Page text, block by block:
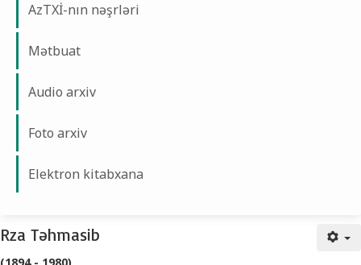
AzTXİ-nın nəşrləri
Mətbuat
Audio arxiv
Foto arxiv
Elektron kitabxana
Rza Təhmasib